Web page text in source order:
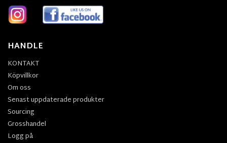
HANDLE
KONTAKT
Köpvillkor
Om oss
Senast uppdaterade produkter
Sourcing
Grosshandel
Logg på